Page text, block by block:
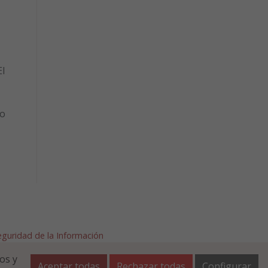
de la Información
y